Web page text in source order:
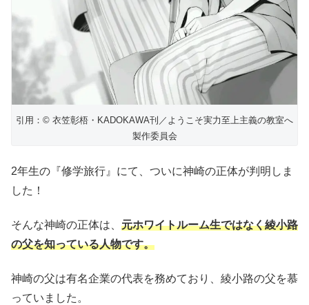
引用：© 衣笠彰梧・KADOKAWA刊／ようこそ実力至上主義の教室へ
製作委員会
2年生の『修学旅行』にて、ついに神崎の正体が判明しま
した！
そんな神崎の正体は、 元ホワイトルーム生ではなく綾小路
の父を知っている人物です。
神崎の父は有名企業の代表を務めており、綾小路の父を慕
っていました。